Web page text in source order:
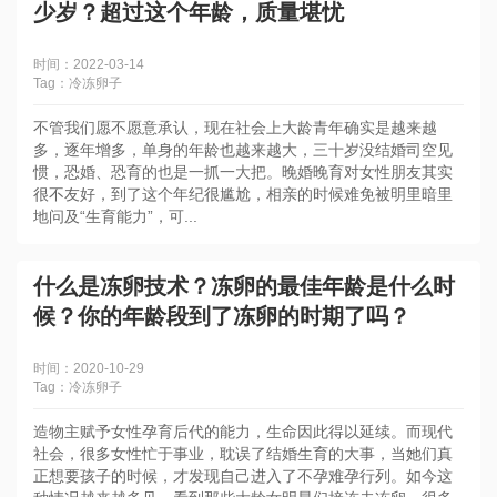
少岁？超过这个年龄，质量堪忧
时间：2022-03-14
Tag：冷冻卵子
不管我们愿不愿意承认，现在社会上大龄青年确实是越来越
多，逐年增多，单身的年龄也越来越大，三十岁没结婚司空见
惯，恐婚、恐育的也是一抓一大把。晚婚晚育对女性朋友其实
很不友好，到了这个年纪很尴尬，相亲的时候难免被明里暗里
地问及“生育能力”，可...
什么是冻卵技术？冻卵的最佳年龄是什么时
候？你的年龄段到了冻卵的时期了吗？
时间：2020-10-29
Tag：冷冻卵子
造物主赋予女性孕育后代的能力，生命因此得以延续。而现代
社会，很多女性忙于事业，耽误了结婚生育的大事，当她们真
正想要孩子的时候，才发现自己进入了不孕难孕行列。如今这